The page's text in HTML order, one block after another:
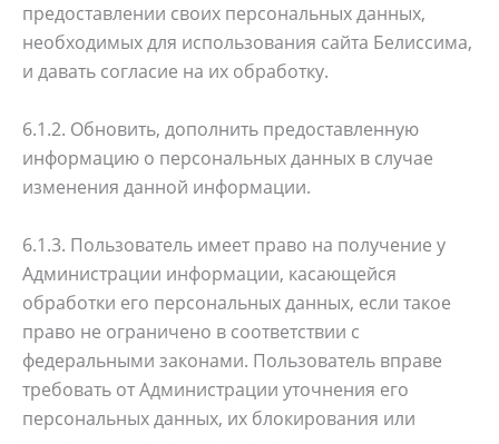
предоставлении своих персональных данных,
необходимых для использования сайта Белиссима,
и давать согласие на их обработку.
6.1.2. Обновить, дополнить предоставленную
информацию о персональных данных в случае
изменения данной информации.
6.1.3. Пользователь имеет право на получение у
Администрации информации, касающейся
обработки его персональных данных, если такое
право не ограничено в соответствии с
федеральными законами. Пользователь вправе
требовать от Администрации уточнения его
персональных данных, их блокирования или